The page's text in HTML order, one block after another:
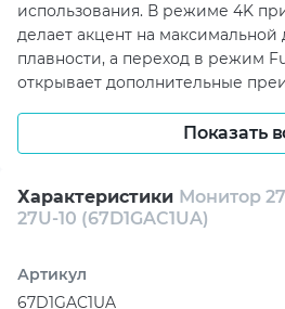
использования. В режиме 4K
делает акцент на максимальной
плавности, а переход в режим
открывает дополнительные
динамичных соревновательных
важны скорость реакции и
Быстрое время отклика
поддержка современных
способствует стабильной и
Показать
Характеристики Монитор
27U-10 (67D1GAC1UA)
Артикул
67D1GAC1UA